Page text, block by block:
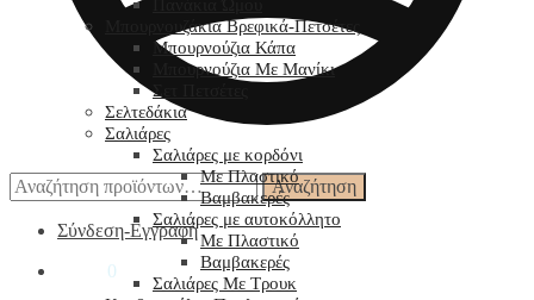
Αναζήτηση
για:
Αναζήτηση
Σύνδεση-Εγγραφή
0
Μπουρνουζάκια Βρεφικά-Πετσέτες
Μπουρνούζια Κάπα
Μπουρνούζια Με Μανίκι
Σετ Πετσέτες
Σελτεδάκια
Σαλιάρες
Σαλιάρες με κορδόνι
Με Πλαστικό
Βαμβακερές
Σαλιάρες με αυτοκόλλητο
Με Πλαστικό
Βαμβακερές
Σαλιάρες Με Τρουκ